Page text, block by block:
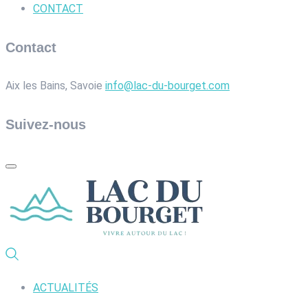
CONTACT
Contact
Aix les Bains, Savoie info@lac-du-bourget.com
Suivez-nous
ACTUALITÉS